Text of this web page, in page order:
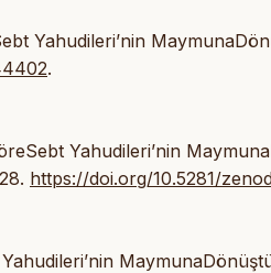
Yahudileri’nin
.
Yahudileri’nin
https://doi.org/10.5281/